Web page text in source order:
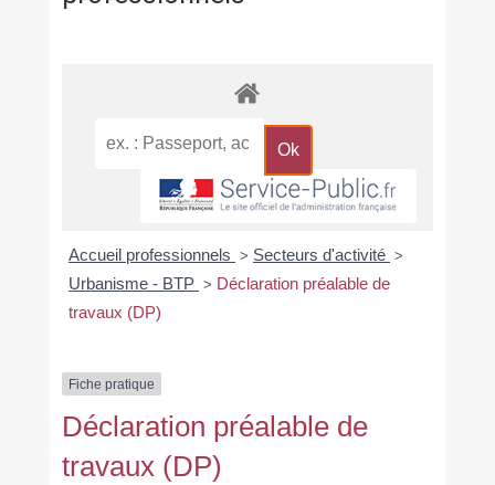
Accueil professionnels > Secteurs d'activité >
Urbanisme - BTP > Déclaration préalable de
travaux (DP)
Fiche pratique
Déclaration préalable de
travaux (DP)